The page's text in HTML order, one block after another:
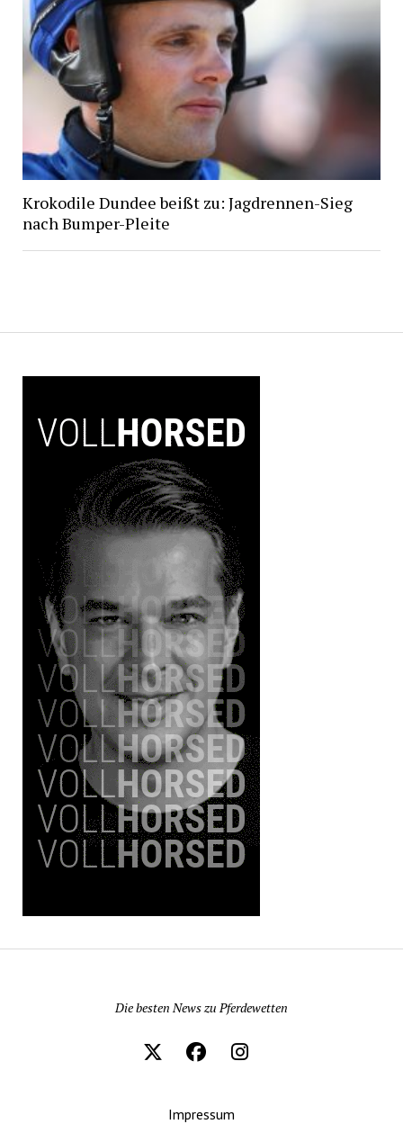
Krokodile Dundee beißt zu: Jagdrennen-Sieg
nach Bumper-Pleite
Die besten News zu Pferdewetten
Impressum